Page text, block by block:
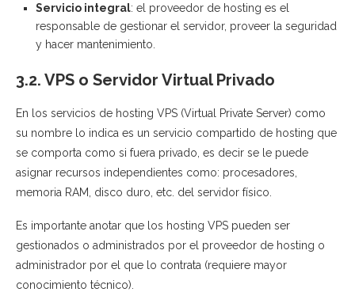
Servicio integral: el proveedor de hosting es el
responsable de gestionar el servidor, proveer la seguridad
y hacer mantenimiento.
3.2. VPS o Servidor Virtual Privado
En los servicios de hosting VPS (Virtual Private Server) como
su nombre lo indica es un servicio compartido de hosting que
se comporta como si fuera privado, es decir se le puede
asignar recursos independientes como: procesadores,
memoria RAM, disco duro, etc. del servidor físico.
Es importante anotar que los hosting VPS pueden ser
gestionados o administrados por el proveedor de hosting o
administrador por el que lo contrata (requiere mayor
conocimiento técnico).